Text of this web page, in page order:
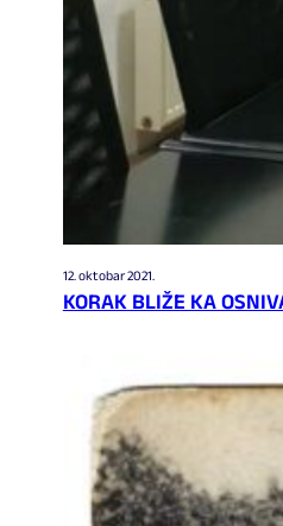
12. oktobar 2021.
KORAK BLIŽE KA